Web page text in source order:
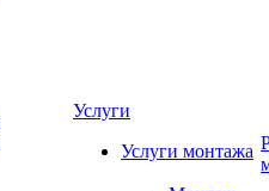
Услуги
Услуги монтажа